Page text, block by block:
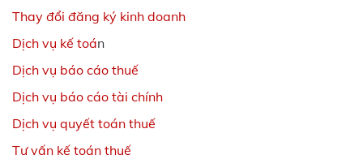
Thay đổi đăng ký kinh doanh
Dịch vụ kế toán
Dịch vụ báo cáo thuế
Dịch vụ báo cáo tài chính
Dịch vụ quyết toán thuế
Tư vấn kế toán thuế